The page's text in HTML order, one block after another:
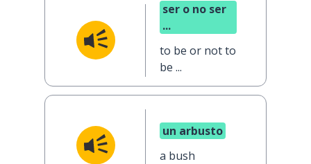
ser o no ser
...
to be or not to
be ...
un arbusto
a bush